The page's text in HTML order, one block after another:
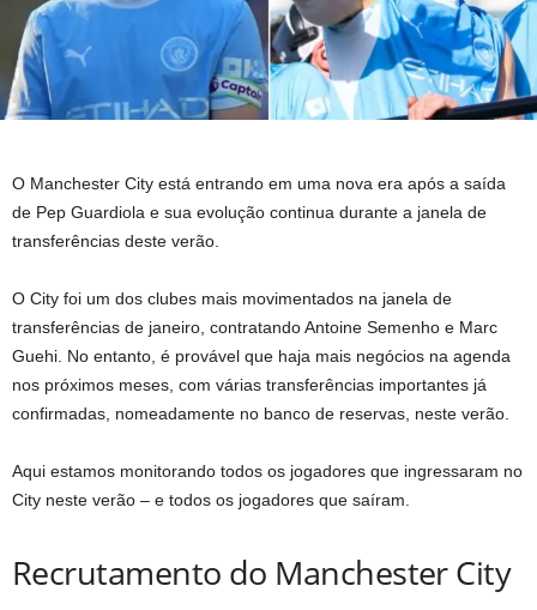
O Manchester City está entrando em uma nova era após a saída
de Pep Guardiola e sua evolução continua durante a janela de
transferências deste verão.
O City foi um dos clubes mais movimentados na janela de
transferências de janeiro, contratando Antoine Semenho e Marc
Guehi. No entanto, é provável que haja mais negócios na agenda
nos próximos meses, com várias transferências importantes já
confirmadas, nomeadamente no banco de reservas, neste verão.
Aqui estamos monitorando todos os jogadores que ingressaram no
City neste verão – e todos os jogadores que saíram.
Recrutamento do Manchester City